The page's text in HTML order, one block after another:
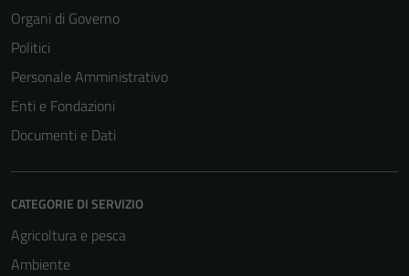
Organi di Governo
Politici
Personale Amministrativo
Enti e Fondazioni
Documenti e Dati
CATEGORIE DI SERVIZIO
Agricoltura e pesca
Ambiente